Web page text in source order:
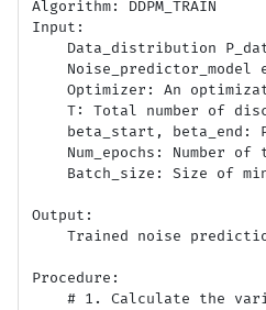
Algorithm: DDPM_TRAIN
Input:
Data_distribution
Noise_predictor_model
Optimizer: An
T: Total number of
beta_start, beta_end:
Num_epochs: Number of
Batch_size: Size of
Output:
Trained noise
Procedure:
# 1. Calculate the